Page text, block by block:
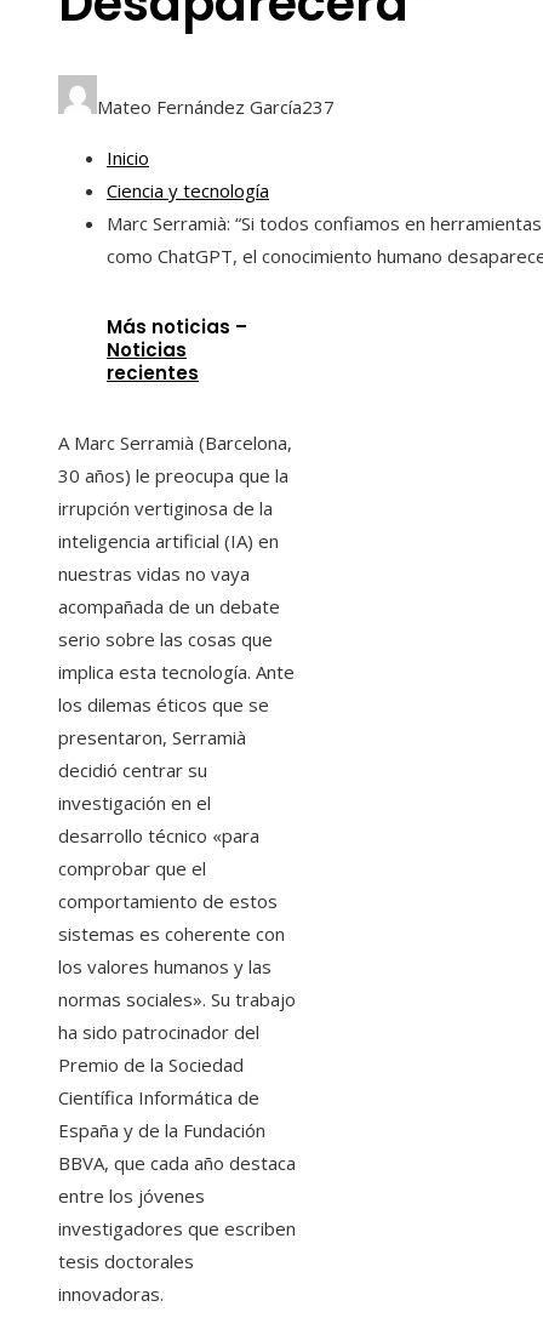
Mateo Fernández García237
Inicio
Ciencia y tecnología
Marc Serramià: “Si todos confiamos en herramientas
como ChatGPT, el conocimiento humano
Más noticias –
Noticias
recientes
A Marc Serramià (Barcelona, ​​
30 años) le preocupa que la
irrupción vertiginosa de la
inteligencia artificial (IA) en
nuestras vidas no vaya
acompañada de un debate
serio sobre las cosas que
implica esta tecnología. Ante
los dilemas éticos que se
presentaron, Serramià
decidió centrar su
investigación en el
desarrollo técnico «para
comprobar que el
comportamiento de estos
sistemas es coherente con
los valores humanos y las
normas sociales». Su trabajo
ha sido patrocinador del
Premio de la Sociedad
Científica Informática de
España y de la Fundación
BBVA, que cada año destaca
entre los jóvenes
investigadores que escriben
tesis doctorales
innovadoras.